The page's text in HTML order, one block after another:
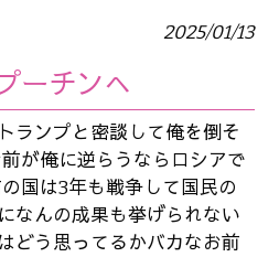
2025/01/13
ーチンへ
ランプと密談して俺を倒そ
が俺に逆らうならロシアで
国は3年も戦争して国民の
なんの成果も挙げられない
どう思ってるかバカなお前